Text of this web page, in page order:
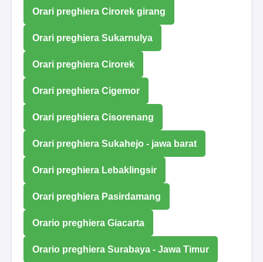
Orari preghiera Cirorek girang
Orari preghiera Sukarnulya
Orari preghiera Cirorek
Orari preghiera Cigemor
Orari preghiera Cisorenang
Orari preghiera Sukahejo - jawa barat
Orari preghiera Lebaklingsir
Orari preghiera Pasirdamang
Orario preghiera Giacarta
Orario preghiera Surabaya - Jawa Timur